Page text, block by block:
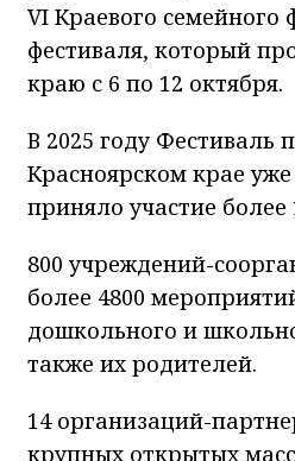
VI Краевого семейного
фестиваля, который
краю с 6 по 12 октября.
В 2025 году Фестиваль
Красноярском крае
приняло участие более
800 учреждений-
более 4800
дошкольного и
также их родителей.
14 организаций-
крупных открытых